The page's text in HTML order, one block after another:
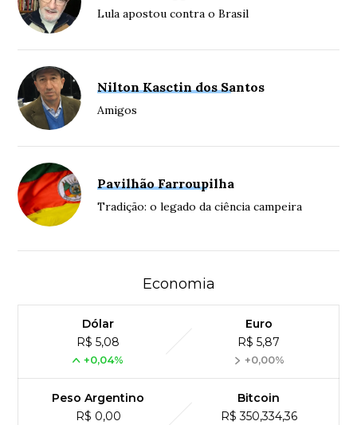
Lula apostou contra o Brasil
Nilton Kasctin dos Santos
Amigos
Pavilhão Farroupilha
Tradição: o legado da ciência campeira
Economia
Dólar
R$ 5,08
+0,04%
Euro
R$ 5,87
+0,00%
Peso Argentino
R$ 0,00
Bitcoin
R$ 350,334,36